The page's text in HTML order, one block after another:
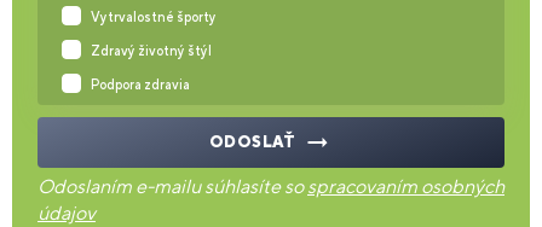
Vytrvalostné športy
Zdravý životný štýl
Podpora zdravia
ODOSLAŤ
Odoslaním e-mailu súhlasíte sospracovaním osobných
údajov